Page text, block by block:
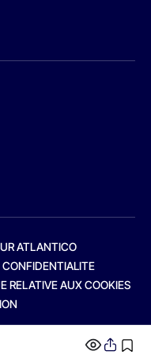
ATLANTICO
CONFIDENTIALITE
RELATIVE AUX COOKIES